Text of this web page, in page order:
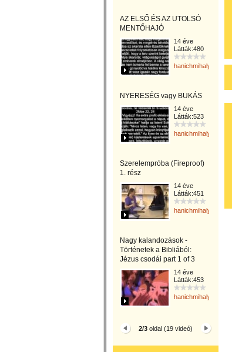
AZ ELSŐ ÉS AZ UTOLSÓ
MENTŐHAJÓ
14 éve
Látták:480
hanichmihalyattila
NYERESÉG vagy BUKÁS
14 éve
Látták:523
hanichmihalyattila
Szerelempróba (Fireproof)
1. rész
14 éve
Látták:451
hanichmihalyattila
Nagy kalandozások -
Történetek a Bibliából:
Jézus csodái part 1 of 3
14 éve
Látták:453
hanichmihalyattila
2/3 oldal (19 videó)